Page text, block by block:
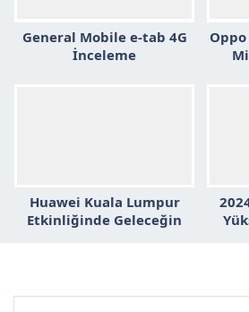
General Mobile e-tab 4G
İnceleme
Huawei Kuala Lumpur
Etkinliğinde Geleceğin